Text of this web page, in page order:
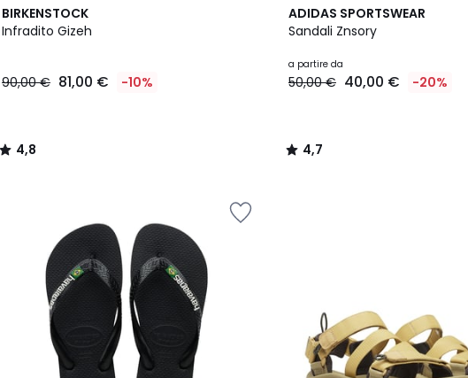
BIRKENSTOCK
Infradito Gizeh
90,00 € 81,00 € -10%
4,8
/ 5
4,8
/
ADIDAS SPORTSWEAR
Sandali Znsory
a partire da
50,00 € 40,00 € -20%
4,7
/ 5
2
Colori
4,7
/